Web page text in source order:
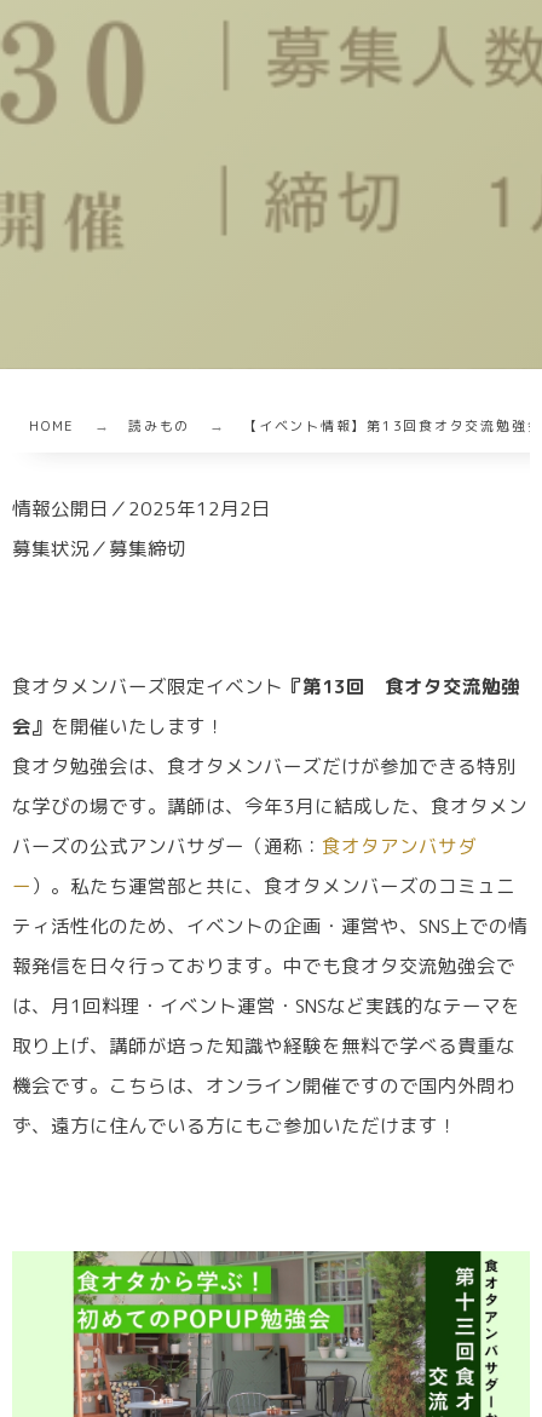
HOME 読みもの 【イベント情報】第13回食オタ交流勉強
情報公開日／2025年12月2日
募集状況／募集締切
食オタメンバーズ限定イベント 『第13回 食オタ交流勉強
会』 を開催いたします！
食オタ勉強会は、食オタメンバーズだけが参加できる特別
な学びの場です。講師は、今年3月に結成した、食オタメン
バーズの公式アンバサダー（通称： 食オタアンバサダ
ー）。私たち運営部と共に、食オタメンバーズのコミュニ
ティ活性化のため、イベントの企画・運営や、SNS上での情
報発信を日々行っております。中でも食オタ交流勉強会で
は、月1回料理・イベント運営・SNSなど実践的なテーマを
取り上げ、講師が培った知識や経験を無料で学べる貴重な
機会です。こちらは、オンライン開催ですので国内外問わ
ず、遠方に住んでいる方にもご参加いただけます！